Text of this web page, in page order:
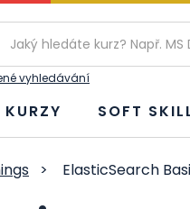
vyhledávání
SOFT
> ElasticSearch